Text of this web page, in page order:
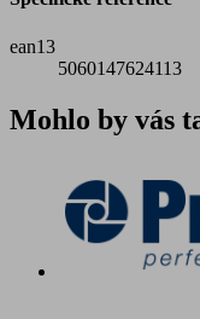
ean13
5060147624113
Mohlo by vás